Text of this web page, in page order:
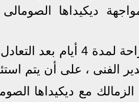
وحصل الزمالك على راحة
الفنى ، على أن يتم